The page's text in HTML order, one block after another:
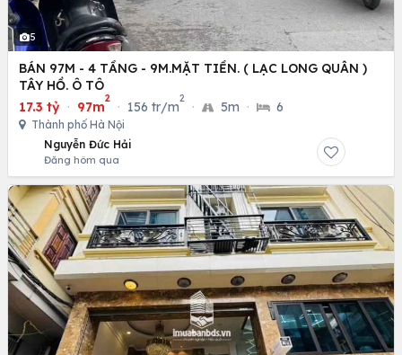
5
BÁN 97M - 4 TẦNG - 9M.MẶT TIỀN. ( LẠC LONG QUÂN )
TÂY HỒ. Ô TÔ
17.3 tỷ · 97m
2
· 156 tr/m
2
· 5m · 6
Thành phố Hà Nội
Nguyễn Đức Hải
Đăng hôm qua